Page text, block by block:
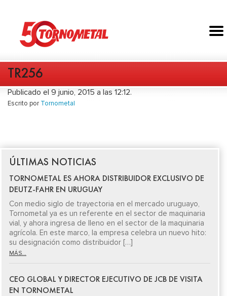
TR256
Publicado el 9 junio, 2015 a las 12:12.
Escrito por Tornometal
ÚLTIMAS NOTICIAS
TORNOMETAL ES AHORA DISTRIBUIDOR EXCLUSIVO DE
DEUTZ-FAHR EN URUGUAY
Con medio siglo de trayectoria en el mercado uruguayo,
Tornometal ya es un referente en el sector de maquinaria
vial, y ahora ingresa de lleno en el sector de la maquinaria
agrícola. En este marco, la empresa celebra un nuevo hito:
su designación como distribuidor […]
MÁS...
CEO GLOBAL Y DIRECTOR EJECUTIVO DE JCB DE VISITA
EN TORNOMETAL